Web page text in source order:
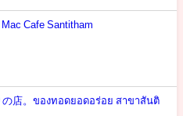
Cafe Santitham
の店。ของทอดยอดอร่อย สาขาสันติ